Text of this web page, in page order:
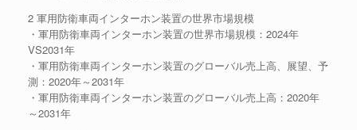
2 軍用防衛車両インターホン装置の世界市場規模
・軍用防衛車両インターホン装置の世界市場規模：2024年
VS2031年
・軍用防衛車両インターホン装置のグローバル売上高、展望、予
測：2020年～2031年
・軍用防衛車両インターホン装置のグローバル売上高：2020年
～2031年